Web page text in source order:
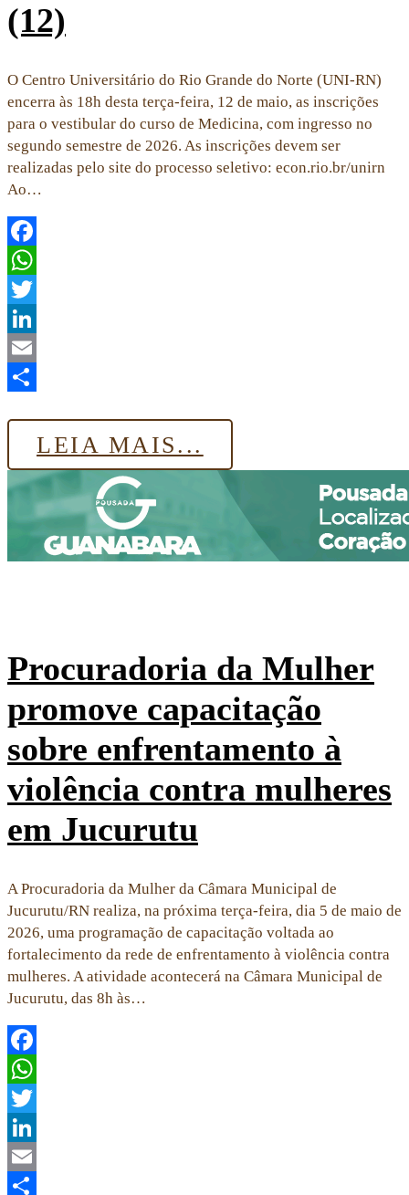
(12)
O Centro Universitário do Rio Grande do Norte (UNI-RN)
encerra às 18h desta terça-feira, 12 de maio, as inscrições
para o vestibular do curso de Medicina, com ingresso no
segundo semestre de 2026. As inscrições devem ser
realizadas pelo site do processo seletivo: econ.rio.br/unirn
Ao…
Facebook
WhatsApp
Twitter
LinkedIn
Email
LEIA MAIS...
Procuradoria da Mulher
promove capacitação
sobre enfrentamento à
violência contra mulheres
em Jucurutu
A Procuradoria da Mulher da Câmara Municipal de
Jucurutu/RN realiza, na próxima terça-feira, dia 5 de maio de
2026, uma programação de capacitação voltada ao
fortalecimento da rede de enfrentamento à violência contra
mulheres. A atividade acontecerá na Câmara Municipal de
Jucurutu, das 8h às…
Facebook
WhatsApp
Twitter
LinkedIn
Email